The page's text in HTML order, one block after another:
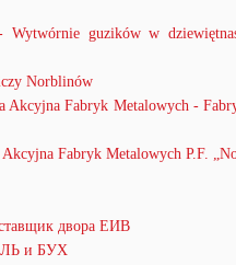
guzików w
Norblinów
Akcyjna Fabryk Metalowych -
Fabryk Metalowych P.F.
двора ЕИВ
и БУХ